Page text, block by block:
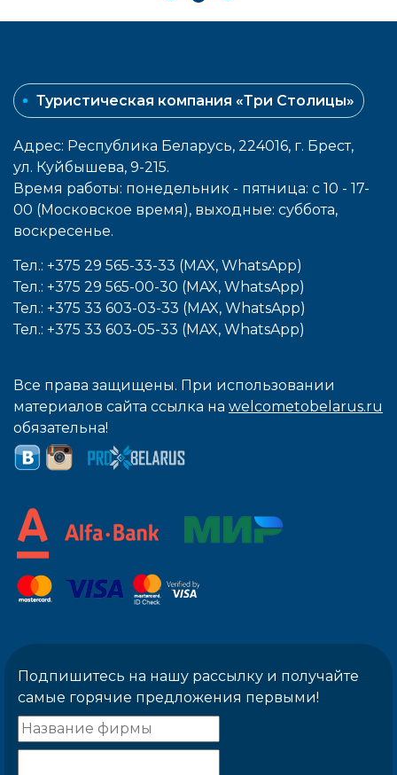
Туристическая компания «Три Столицы»
Адрес: Республика Беларусь, 224016, г. Брест,
ул. Куйбышева, 9-215.
Время работы: понедельник - пятница: с 10 - 17-
00 (Московское время), выходные: cуббота,
воcкресенье.
Тел.: +375 29 565-33-33 (MAX, WhatsApp)
Тел.: +375 29 565-00-30 (MAX, WhatsApp)
Тел.: +375 33 603-03-33 (MAX, WhatsApp)
Тел.: +375 33 603-05-33 (MAX, WhatsApp)
Все права защищены. При использовании
материалов сайта ссылка на welcometobelarus.ru
обязательна!
Подпишитесь на нашу рассылку и получайте
самые горячие предложения первыми!